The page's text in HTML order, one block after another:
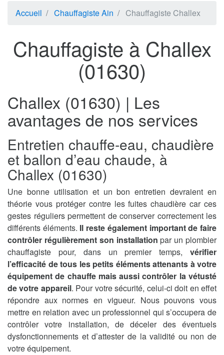
Accueil Chauffagiste Ain Chauffagiste Challex
Chauffagiste à Challex
(01630)
Challex (01630) | Les
avantages de nos services
Entretien chauffe-eau, chaudière
et ballon d’eau chaude, à
Challex (01630)
Une bonne utilisation et un bon entretien devraient en
théorie vous protéger contre les fuites chaudière car ces
gestes réguliers permettent de conserver correctement les
différents éléments. Il reste également important de faire
contrôler régulièrement son installation par un plombier
chauffagiste pour, dans un premier temps, vérifier
l’efficacité de tous les petits éléments attenants à votre
équipement de chauffe mais aussi contrôler la vétusté
de votre appareil. Pour votre sécurité, celui-ci doit en effet
répondre aux normes en vigueur. Nous pouvons vous
mettre en relation avec un professionnel qui s’occupera de
contrôler votre installation, de déceler des éventuels
dysfonctionnements et d’attester de la validité ou non de
votre équipement.